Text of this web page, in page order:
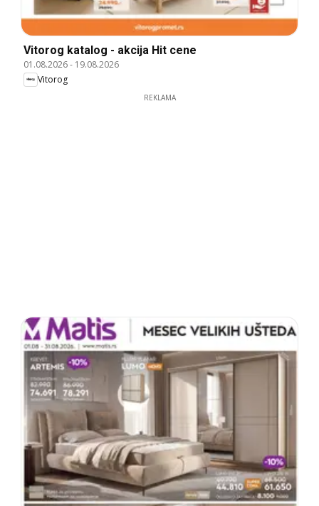
Vitorog katalog - akcija Hit cene
01.08.2026- 19.08.2026
Vitorog
REKLAMA